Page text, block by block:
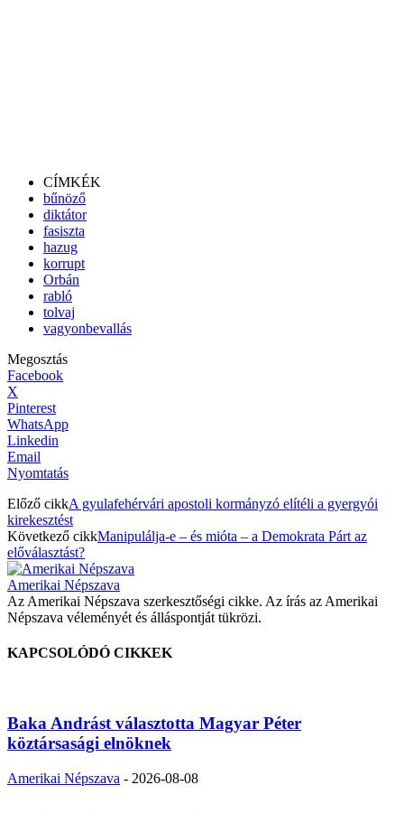
CÍMKÉK
bűnöző
diktátor
fasiszta
hazug
korrupt
Orbán
rabló
tolvaj
vagyonbevallás
Megosztás
Facebook
X
Pinterest
WhatsApp
Linkedin
Email
Nyomtatás
Előző cikkA gyulafehérvári apostoli kormányzó elítéli a gyergyói
kirekesztést
Következő cikkManipulálja-e – és mióta – a Demokrata Párt az
előválasztást?
Amerikai Népszava
Az Amerikai Népszava szerkesztőségi cikke. Az írás az Amerikai
Népszava véleményét és álláspontját tükrözi.
KAPCSOLÓDÓ CIKKEK
Baka Andrást választotta Magyar Péter
köztársasági elnöknek
Amerikai Népszava - 2026-08-08